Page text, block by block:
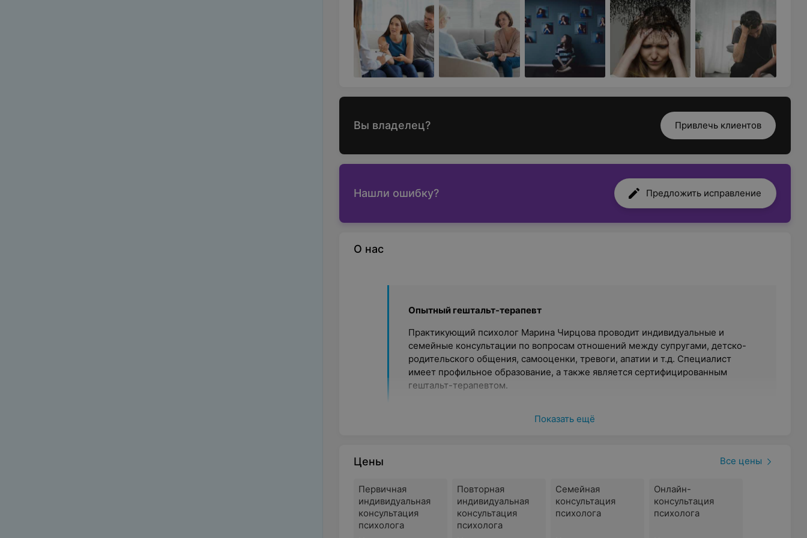
Вы владелец? Привлечь клиентов
Нашли ошибку? Предложить исправление
О нас
Опытный гештальт-терапевт
Практикующий психолог Марина Чирцова проводит индивидуальные и
семейные консультации по вопросам отношений между супругами, детско-
родительского общения, самооценки, тревоги, апатии и т.д. Специалист
имеет профильное образование, а также является сертифицированным
гештальт-терапевтом.
Обратиться за помощью к психологу в сложной ситуации не стыдно, со
психологии, который готов протянуть руку помощи тем, кто в ней нуждается.
Внимательный подход
Показать ещё
Цены Все цены
Первичная
индивидуальная
консультация
психолога
Повторная
индивидуальная
консультация
психолога
Семейная
консультация
психолога
Онлайн-
консультация
психолога